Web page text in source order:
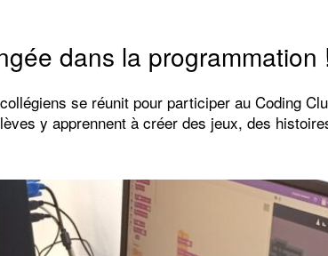
dans la programmation !
se réunit pour participer au Coding
y apprennent à créer des jeux, des